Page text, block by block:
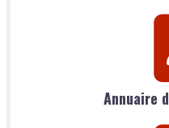
Annuaire